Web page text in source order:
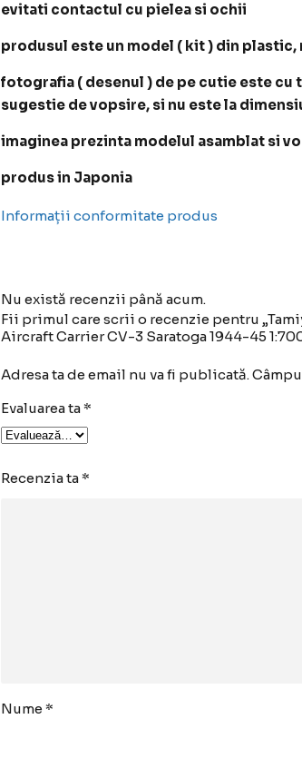
evitati contactul cu pielea si ochii
produsul este un model ( kit ) din plastic,
fotografia ( desenul ) de pe cutie este
sugestie de vopsire, si nu este la
imaginea prezinta modelul asamblat si
produs in Japonia
Informații conformitate produs
Nu există recenzii până acum.
Fii primul care scrii o recenzie pentru
Aircraft Carrier CV-3 Saratoga 1944-45 1:700
Adresa ta de email nu va fi publicată.
Evaluarea ta*
Recenzia ta*
Nume*